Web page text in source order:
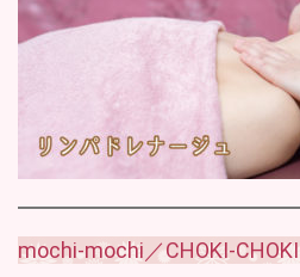
mochi-mochi／CHOKI-CHOKI